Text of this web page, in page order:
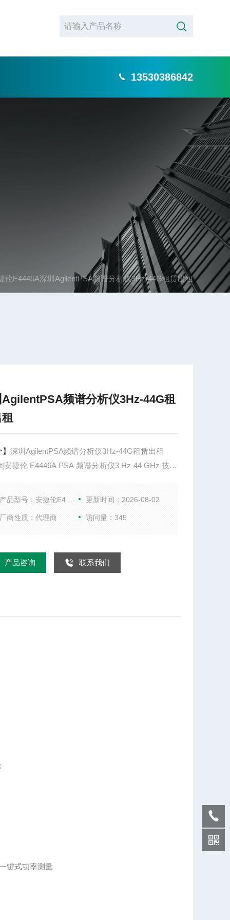
13530386842
E4446A深圳AgilentPSA频谱分析仪3Hz-44G租赁出租
频谱分析仪3Hz-44G租
】深圳AgilentPSA频谱分析仪3Hz-44G租赁出租
安捷伦 E4446A PSA 频谱分析仪3 Hz-44 GHz 技术
带宽 80 MHz 带宽选件 标配 10，40、80 MHz 1 G
产品型号：安捷伦E4446A 更新时间：2026-08-02
厂商性质：代理商 访问量：345
产品咨询 联系我们
键式功率测量